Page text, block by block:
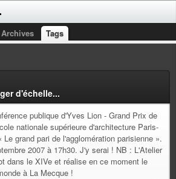
Archives Tags
d'échelle...
publique d'Yves Lion - Grand Prix de
nationale supérieure d'architecture Paris-
grand pari de l'agglomération parisienne ».
2007 à 17h30. J'y serai ! NB : L'Atelier
dans le XIVe et réalise en ce moment le
à La Mecque !